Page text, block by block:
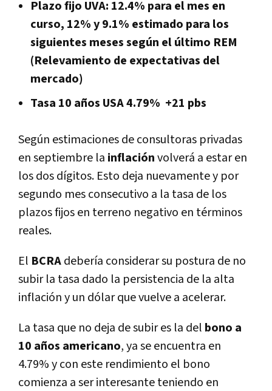
Plazo fijo UVA: 12.4% para el mes en
curso, 12% y 9.1% estimado para los
siguientes meses según el último REM
(Relevamiento de expectativas del
mercado)
Tasa 10 años USA 4.79% +21 pbs
Según estimaciones de consultoras privadas
en septiembre la inflaciónvolverá a estar en
los dos dígitos. Esto deja nuevamente y por
segundo mes consecutivo a la tasa de los
plazos fijos en terreno negativo en términos
reales.
El BCRAdebería considerar su postura de no
subir la tasa dado la persistencia de la alta
inflación y un dólar que vuelve a acelerar.
La tasa que no deja de subir es la del bono a
10 años americano, ya se encuentra en
4.79% y con este rendimiento el bono
comienza a ser interesante teniendo en